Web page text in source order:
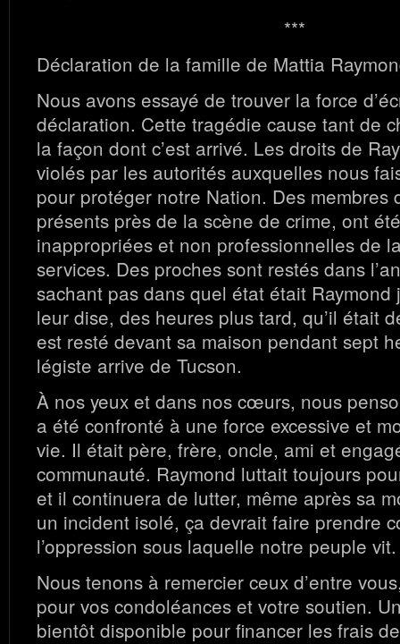
***
Déclaration de la famille de Mattia
Nous avons essayé de trouver la force
déclaration. Cette tragédie cause tant de
la façon dont c’est arrivé. Les droits de
violés par les autorités auxquelles nous
pour protéger notre Nation. Des membres
présents près de la scène de crime, ont
inappropriées et non professionnelles de
services. Des proches sont restés dans
sachant pas dans quel état était Raymond
leur dise, des heures plus tard, qu’il était
est resté devant sa maison pendant sept
légiste arrive de Tucson.
À nos yeux et dans nos cœurs, nous
a été confronté à une force excessive et
vie. Il était père, frère, oncle, ami et
communauté. Raymond luttait toujours
et il continuera de lutter, même après sa
un incident isolé, ça devrait faire prendre
l’oppression sous laquelle notre peuple vit.
Nous tenons à remercier ceux d’entre
pour vos condoléances et votre soutien.
bientôt disponible pour financer les frais